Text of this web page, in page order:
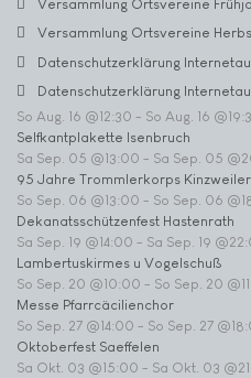
Versammlung Ortsvereine
Versammlung Ortsvereine
Datenschutzerklärung
Datenschutzerklärung
So Aug. 16 @12:30 - So Aug. 16
Selfkantplakette Isenbruch
Sa Sep. 05 @13:00 - Sa Sep. 05
95 Jahre Trommlerkorps Kinzweiler
So Sep. 06 @13:00 - So Sep. 06
Dekanatsschützenfest Hastenrath
Sa Sep. 19 @14:00 - Sa Sep. 19
Lambertuskirmes u Vogelschuß
So Sep. 20 @10:00 - So Sep. 20
Messe Pfarrcäcilienchor
So Sep. 27 @14:00 - So Sep. 27
Oktoberfest Saeffelen
Sa Okt. 03 @15:00 - Sa Okt. 03